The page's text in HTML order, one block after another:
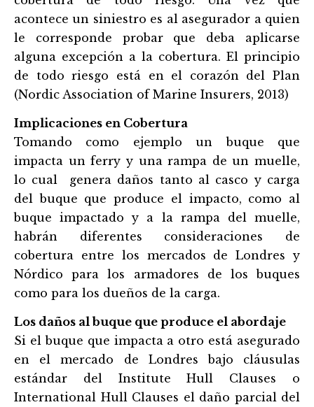
acontece un siniestro es al asegurador a quien
le corresponde probar que deba aplicarse
alguna excepción a la cobertura. El principio
de todo riesgo está en el corazón del Plan
(Nordic Association of Marine Insurers, 2013)
Implicaciones en Cobertura
Tomando como ejemplo un buque que
impacta un ferry y una rampa de un muelle,
lo cual genera daños tanto al casco y carga
del buque que produce el impacto, como al
buque impactado y a la rampa del muelle,
habrán diferentes consideraciones de
cobertura entre los mercados de Londres y
Nórdico para los armadores de los buques
como para los dueños de la carga.
Los daños al buque que produce el abordaje
Si el buque que impacta a otro está asegurado
en el mercado de Londres bajo cláusulas
estándar del Institute Hull Clauses o
International Hull Clauses el daño parcial del